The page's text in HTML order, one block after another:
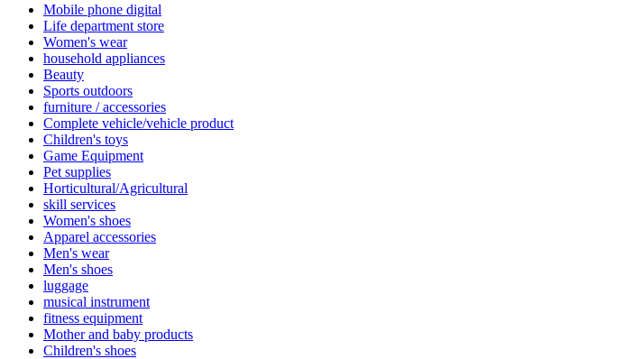
Mobile phone digital
Life department store
Women's wear
household appliances
Beauty
Sports outdoors
furniture / accessories
Complete vehicle/vehicle product
Children's toys
Game Equipment
Pet supplies
Horticultural/Agricultural
skill services
Women's shoes
Apparel accessories
Men's wear
Men's shoes
luggage
musical instrument
fitness equipment
Mother and baby products
Children's shoes